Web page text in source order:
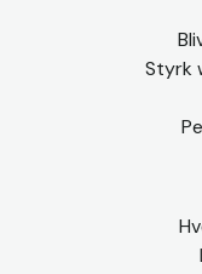
Styrk